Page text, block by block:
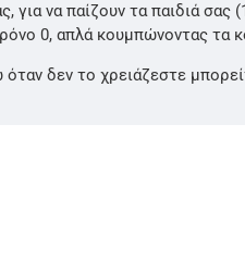
να παίζουν τα παιδιά
0, απλά κουμπώνοντας τα
δεν το χρειάζεστε